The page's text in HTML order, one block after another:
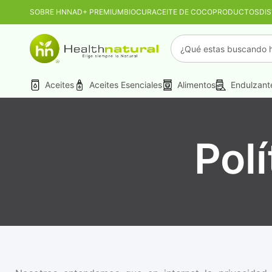
SOBRE HNNAD+ PREMIUMBIOCURACEITE DE COCOPRODUCTOS
Aceites Aceites Esenciales Alimentos
PROMO